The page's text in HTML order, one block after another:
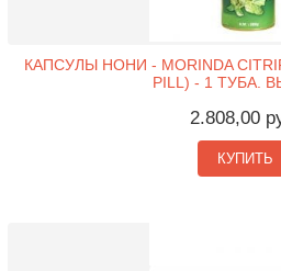
КАПСУЛЫ НОНИ - MORINDA
PILL) - 1 ТУБА.
2.808,00
КУПИТЬ